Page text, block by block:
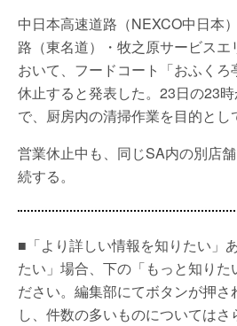
中日本高速道路（NEXCO中日本
路（東名道）・牧之原サービス
おいて、フードコート「おふく
休止すると発表した。23日の23
で、厨房内の清掃作業を目的とし
営業休止中も、同じSA内の別店
続する。
■「より詳しい情報を知りたい」
たい」場合、下の「もっと知りた
ださい。編集部にてボタンが押さ
し、件数の多いものについては